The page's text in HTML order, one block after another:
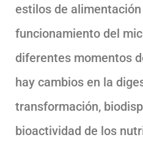
estilos de
funcionamiento del
diferentes momentos
hay cambios en la
transformación,
bioactividad de los